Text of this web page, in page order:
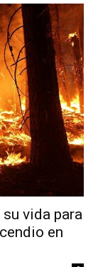
vida para
en